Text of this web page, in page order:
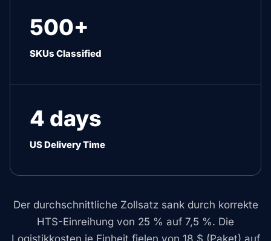
500+
SKUs Classified
4 days
US Delivery Time
Der durchschnittliche Zollsatz sank durch korrekte
HTS-Einreihung von 25 % auf 7,5 %. Die
Logistikkosten je Einheit fielen von 18 $ (Paket) auf